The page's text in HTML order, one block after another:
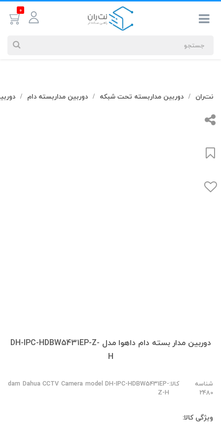
0
جستجوهای
شما
#کابل شبکه
بیشترین
جستجوهای
#کابل شبکه
نت‌ران / دوربین مداربسته تحت شبکه / دوربین مداربسته دام /
دوربین مدار بسته دام داهوا مدل DH-IPC-HDBW5431EP-Z-
H
شناسه کالا:
2480
dam Dahua CCTV Camera model DH-IPC-HDBW5431EP-
Z-H
ویژگی کالا: